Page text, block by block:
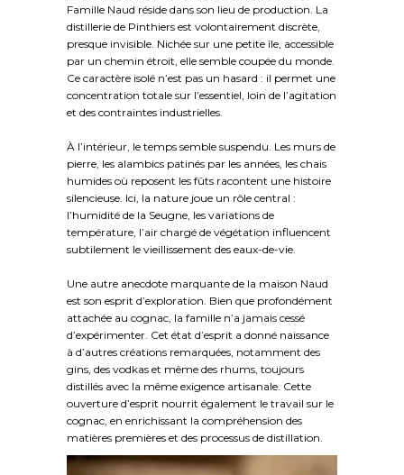
Famille Naud réside dans son lieu de production. La
distillerie de Pinthiers est volontairement discrète,
presque invisible. Nichée sur une petite île, accessible
par un chemin étroit, elle semble coupée du monde.
Ce caractère isolé n’est pas un hasard : il permet une
concentration totale sur l’essentiel, loin de l’agitation
et des contraintes industrielles.
À l’intérieur, le temps semble suspendu. Les murs de
pierre, les alambics patinés par les années, les chais
humides où reposent les fûts racontent une histoire
silencieuse. Ici, la nature joue un rôle central :
l’humidité de la Seugne, les variations de
température, l’air chargé de végétation influencent
subtilement le vieillissement des eaux-de-vie.
Une autre anecdote marquante de la maison Naud
est son esprit d’exploration. Bien que profondément
attachée au cognac, la famille n’a jamais cessé
d’expérimenter. Cet état d’esprit a donné naissance
à d’autres créations remarquées, notamment des
gins, des vodkas et même des rhums, toujours
distillés avec la même exigence artisanale. Cette
ouverture d’esprit nourrit également le travail sur le
cognac, en enrichissant la compréhension des
matières premières et des processus de distillation.